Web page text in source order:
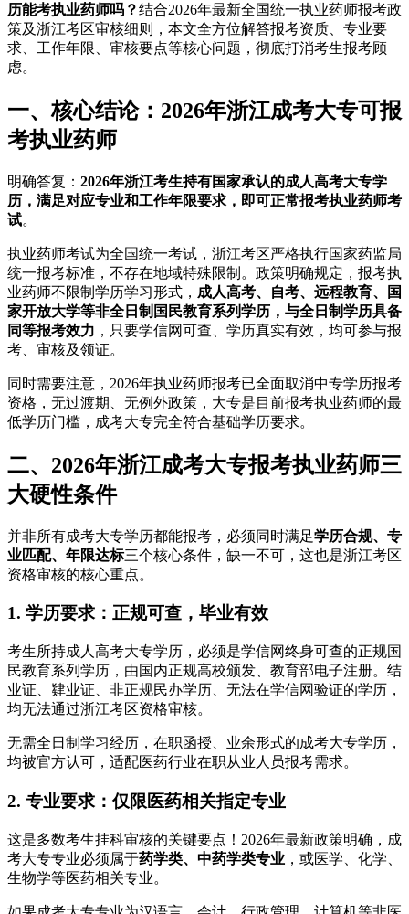
历能考执业药师吗？结合2026年最新全国统一执业药师报考政
策及浙江考区审核细则，本文全方位解答报考资质、专业要
求、工作年限、审核要点等核心问题，彻底打消考生报考顾
虑。
一、核心结论：2026年浙江成考大专可报
考执业药师
明确答复： 2026年浙江考生持有国家承认的成人高考大专学
历，满足对应专业和工作年限要求，即可正常报考执业药师考
试。
执业药师考试为全国统一考试，浙江考区严格执行国家药监局
统一报考标准，不存在地域特殊限制。政策明确规定，报考执
业药师不限制学历学习形式， 成人高考、自考、远程教育、国
家开放大学等非全日制国民教育系列学历，与全日制学历具备
同等报考效力 ，只要学信网可查、学历真实有效，均可参与报
考、审核及领证。
同时需要注意，2026年执业药师报考已全面取消中专学历报考
资格，无过渡期、无例外政策，大专是目前报考执业药师的最
低学历门槛，成考大专完全符合基础学历要求。
二、2026年浙江成考大专报考执业药师三
大硬性条件
并非所有成考大专学历都能报考，必须同时满足学历合规、专
业匹配、年限达标三个核心条件，缺一不可，这也是浙江考区
资格审核的核心重点。
1. 学历要求：正规可查，毕业有效
考生所持成人高考大专学历，必须是学信网终身可查的正规国
民教育系列学历，由国内正规高校颁发、教育部电子注册。结
业证、肄业证、非正规民办学历、无法在学信网验证的学历，
均无法通过浙江考区资格审核。
无需全日制学习经历，在职函授、业余形式的成考大专学历，
均被官方认可，适配医药行业在职从业人员报考需求。
2. 专业要求：仅限医药相关指定专业
这是多数考生挂科审核的关键要点！2026年最新政策明确，成
考大专专业必须属于药学类、中药学类专业 ，或医学、化学、
生物学等医药相关专业。